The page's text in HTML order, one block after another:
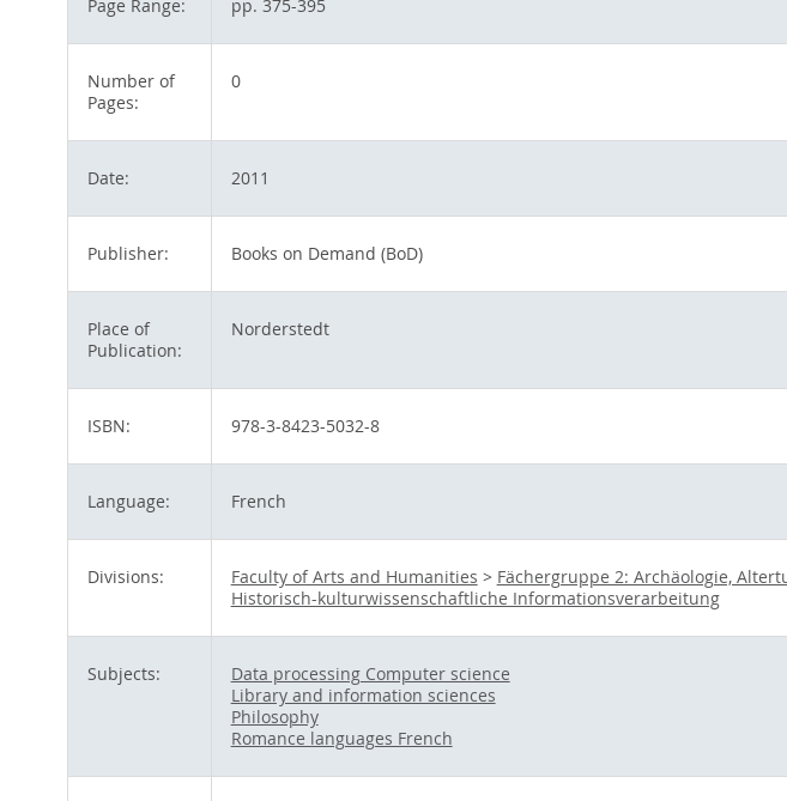
Page Range: pp. 375-395
Number of
Pages:
0
Date: 2011
Publisher: Books on Demand (BoD)
Place of
Publication:
Norderstedt
ISBN: 978-3-8423-5032-8
Language: French
Divisions: Faculty of Arts and Humanities > Fächergruppe 2: Archäologie,
Historisch-kulturwissenschaftliche Informationsverarbeitung
Subjects:
Data processing Computer science
Library and information sciences
Philosophy
Romance languages French